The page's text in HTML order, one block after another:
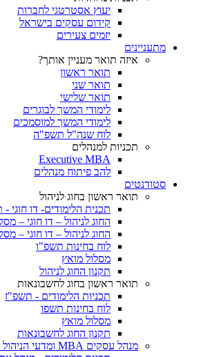
יעוץ אסטרטגי לחברות
קידום עסקים בישראל
יזמים צעירים
מתעניינים
איזה תואר מעניין אותך?
תואר ראשון
תואר שני
תואר שלישי
לימודי המשך לבוגרים
לימודי המשך למוסמכים
לוח שנה"ל תשפ"ה
תכניות למנהלים
Executive MBA
להב פיתוח מנהלים
סטודנטים
תואר ראשון בחוג לניהול
תכנית הלימודים- דו חוגי
החוג לניהול – דו חוגי –
החוג לניהול – דו חוגי –
לוח בחינות תשפ"ו
מסלול מואץ
תקנון החוג לניהול
תואר ראשון בחוג לחשבונאות
תכניות הלימודים - תשפ"ז
לוח בחינות תשפו
מסלול מואץ
תקנון החוג לחשבונאות
מנהל עסקים MBA ומדעי הניהול Ms.c